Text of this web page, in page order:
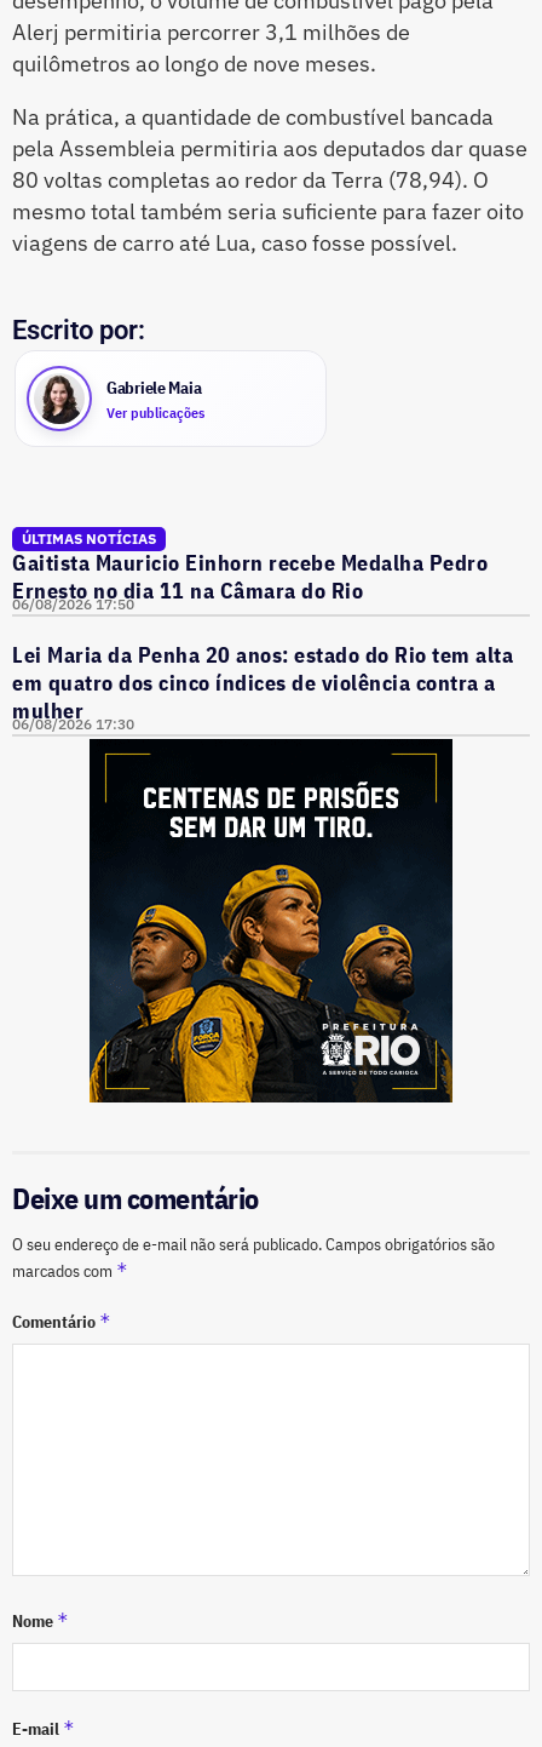
Alerj permitiria percorrer 3,1 milhões de
quilômetros ao longo de nove meses.
Na prática, a quantidade de combustível bancada
pela Assembleia permitiria aos deputados dar quase
80 voltas completas ao redor da Terra (78,94). O
mesmo total também seria suficiente para fazer oito
viagens de carro até Lua, caso fosse possível.
Escrito por:
Gabriele Maia
Ver publicações
ÚLTIMAS NOTÍCIAS
Gaitista Mauricio Einhorn recebe Medalha Pedro
Ernesto no dia 11 na Câmara do Rio
06/08/2026 17:50
Lei Maria da Penha 20 anos: estado do Rio tem alta
em quatro dos cinco índices de violência contra a
mulher
06/08/2026 17:30
Deixe um comentário
O seu endereço de e-mail não será publicado.Campos obrigatórios são
marcados com *
Comentário *
Nome *
E-mail *